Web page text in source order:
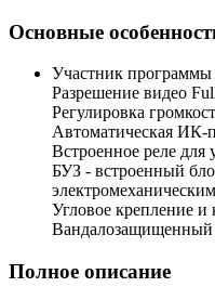
Основные
Участник программы
Разрешение видео
Регулировка
Автоматическая ИК-
Встроенное реле
БУЗ - встроенный
Угловое крепление и
Вандалозащищенный
Полное описание